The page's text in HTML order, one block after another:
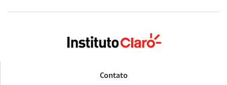
Contato